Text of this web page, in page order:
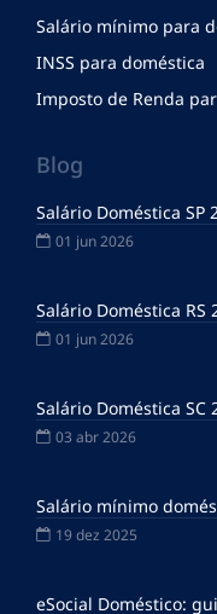
Salário mínimo para
INSS para doméstica
Imposto de Renda
Blog
Salário Doméstica SP
01 jun 2026
Salário Doméstica RS
01 jun 2026
Salário Doméstica
03 abr 2026
Salário mínimo
19 dez 2025
eSocial Doméstico: